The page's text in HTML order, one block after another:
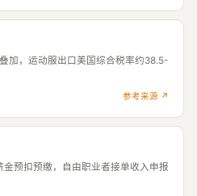
加，运动服出口美国综合税率约38.5-
参考来源 ↗
预扣预缴，自由职业者接单收入申报